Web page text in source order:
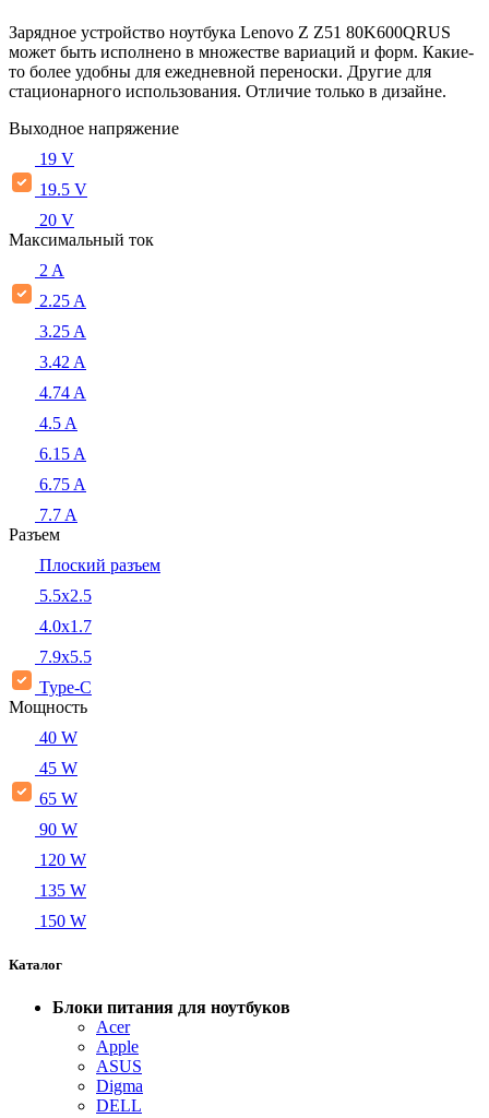
Зарядное устройство ноутбука Lenovo Z Z51 80K600QRUS
может быть исполнено в множестве вариаций и форм. Какие-
то более удобны для ежедневной переноски. Другие для
стационарного использования. Отличие только в дизайне.
Выходное напряжение
19 V
19.5 V
20 V
Максимальный ток
2 A
2.25 A
3.25 A
3.42 A
4.74 A
4.5 A
6.15 A
6.75 A
7.7 A
Разъем
Плоский разъем
5.5x2.5
4.0x1.7
7.9x5.5
Type-C
Мощность
40 W
45 W
65 W
90 W
120 W
135 W
150 W
Каталог
Блоки питания для ноутбуков
Acer
Apple
ASUS
Digma
DELL